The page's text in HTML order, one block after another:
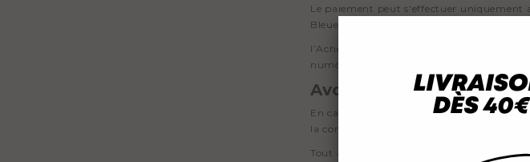
Le paiement peut s'effectuer uniquement
Bleue...)
l’Acheteur devra transmettre son numéro
numéro à 3 chiffres) figurant au verso de
Avoirs
En cas d’indisponibilité d’un ou
la commande, groupe BKA s’engage soit
Tout avoir obtenu par l’Acheteur à la